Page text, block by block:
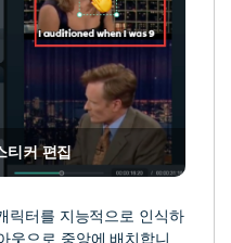
티커 편집
릭터를 지능적으로 인식하
웃으로 중앙에 배치합니